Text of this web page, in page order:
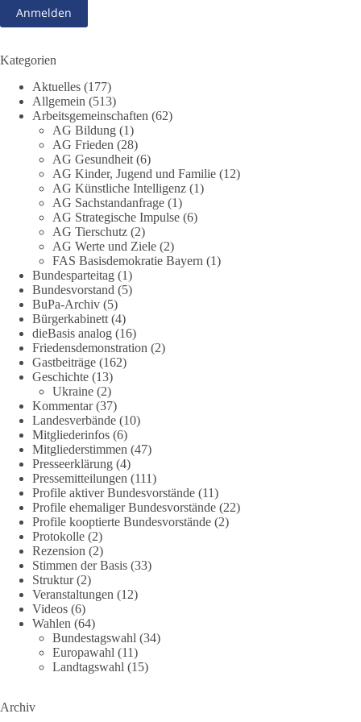
DieBasis
1 Tag zuvor
Stimmen der dieBasis – heute mit dem „Demokratie-Bestatter“
Die Energiewende ist bisher kein Erfolg, sondern ein teures,
ineffizientes Unterfangen. Dies belegt eine Auswertung der
NZZ, wonach die Energiewende den Strom nicht billiger,
sondern teurer gemacht hat.
Quelle: https://www.nzz.ch/der-andere-blick/fehlschlag-
energiewende-warum-deutschland-trotz-rekordausbau-von-
wind-und-sonnenkraft-weniger-strom-erzeugt-ld.10006607
🟩🟩🟦🟦🟥🟥🟧🟧
„Wir brauchen dringend wettbewerbsfähige Energiepreise und
eine ideologiefreie Diskussion“, meint der Demokratie-
Bestatter.
Wie siehst du das?
🤝 Jetzt Politik für die Menschen mitgestalten:
https://diebasis.de/mitgliedschaft/
#dieBasis #energiewende #strompreise #wettbewerb
7
DieBasis
1 Tag zuvor
⚡️ NATO-Gipfel in Ankara: Kriegskonferenz statt
Friedensgipfel!?
Staats- und Regierungschefs zum NATO-Gipfel in der Türkei.
Kategorien
Aktuelles (177)
Allgemein (513)
Arbeitsgemeinschaften (62)
AG Bildung (1)
AG Frieden (28)
AG Gesundheit (6)
AG Kinder, Jugend und Familie (12)
AG Künstliche Intelligenz (1)
AG Sachstandanfrage (1)
AG Strategische Impulse (6)
AG Tierschutz (2)
AG Werte und Ziele (2)
FAS Basisdemokratie Bayern (1)
Bundesparteitag (1)
Bundesvorstand (5)
BuPa-Archiv (5)
Bürgerkabinett (4)
dieBasis analog (16)
Friedensdemonstration (2)
Gastbeiträge (162)
Geschichte (13)
Ukraine (2)
Kommentar(37)
Landesverbände (10)
Mitgliederinfos (6)
Mitgliederstimmen (47)
Presseerklärung (4)
Pressemitteilungen (111)
Profile aktiver Bundesvorstände (11)
Profile ehemaliger Bundesvorstände (22)
Profile kooptierte Bundesvorstände (2)
Protokolle (2)
Rezension (2)
Stimmen der Basis (33)
Struktur(2)
Veranstaltungen (12)
Videos (6)
Wahlen (64)
Bundestagswahl (34)
Europawahl (11)
Landtagswahl (15)
Archiv